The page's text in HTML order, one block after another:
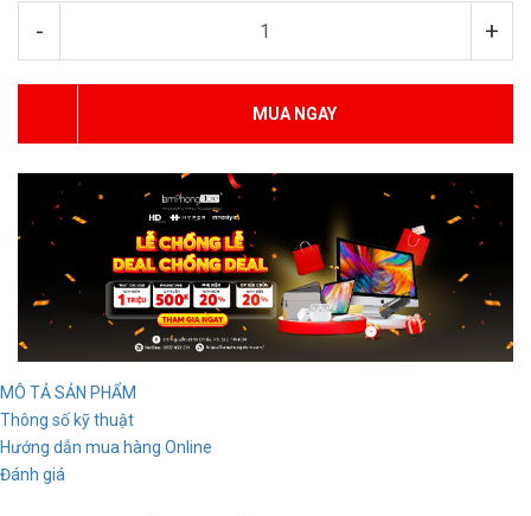
- +
MUA NGAY
MÔ TẢ SẢN PHẨM
Thông số kỹ thuật
Hướng dẫn mua hàng Online
Đánh giá